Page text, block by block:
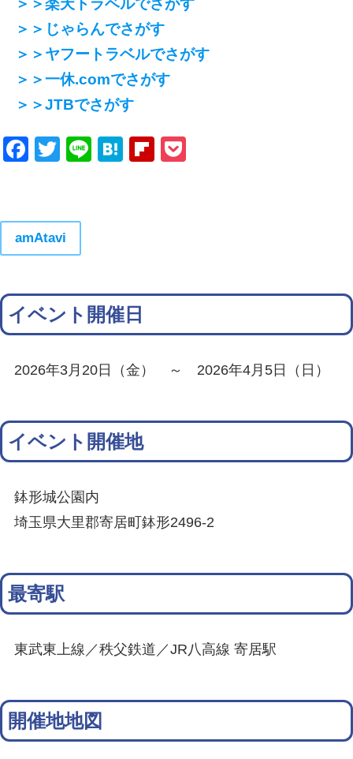
＞＞楽天トラベルでさがす
＞＞じゃらんでさがす
＞＞ヤフートラベルでさがす
＞＞一休.comでさがす
＞＞JTBでさがす
Facebook
Twitter
LineHatenaFlipboard
amAtavi
イベント開催日
2026年3月20日（金） ～ 2026年4月5日（日）
イベント開催地
鉢形城公園内
埼玉県大里郡寄居町鉢形2496-2
最寄駅
東武東上線／秩父鉄道／JR八高線 寄居駅
開催地地図